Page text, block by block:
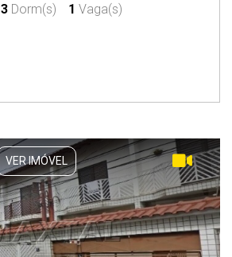
3 Dorm(s) 1 Vaga(s)
VER IMÓVEL